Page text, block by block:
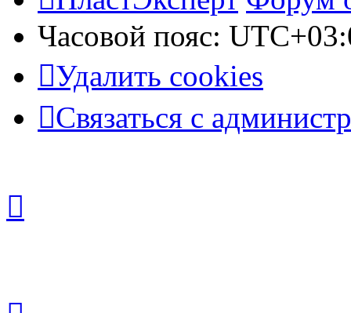
Часовой пояс:
Удалить cookies
Связаться с